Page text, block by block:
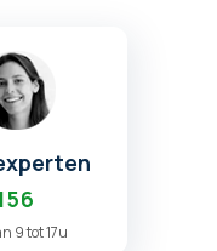
56
9 tot 17u